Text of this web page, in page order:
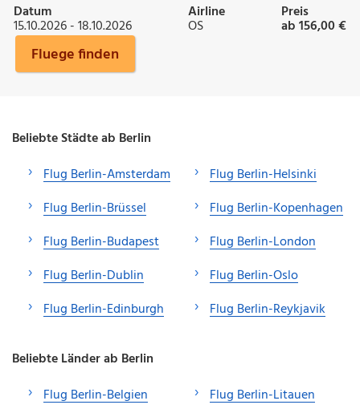
Datum
15.10.2026 - 18.10.2026
Airline
OS
Preis
ab 156,00 €
Fluege finden
Beliebte Städte ab Berlin
Flug Berlin-Amsterdam
Flug Berlin-Brüssel
Flug Berlin-Budapest
Flug Berlin-Dublin
Flug Berlin-Edinburgh
Flug Berlin-Helsinki
Flug Berlin-Kopenhagen
Flug Berlin-London
Flug Berlin-Oslo
Flug Berlin-Reykjavik
Beliebte Länder ab Berlin
Flug Berlin-Belgien
Flug Berlin-Litauen